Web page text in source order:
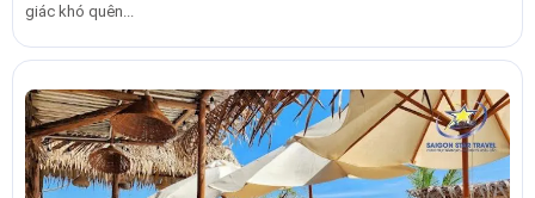
giác khó quên...